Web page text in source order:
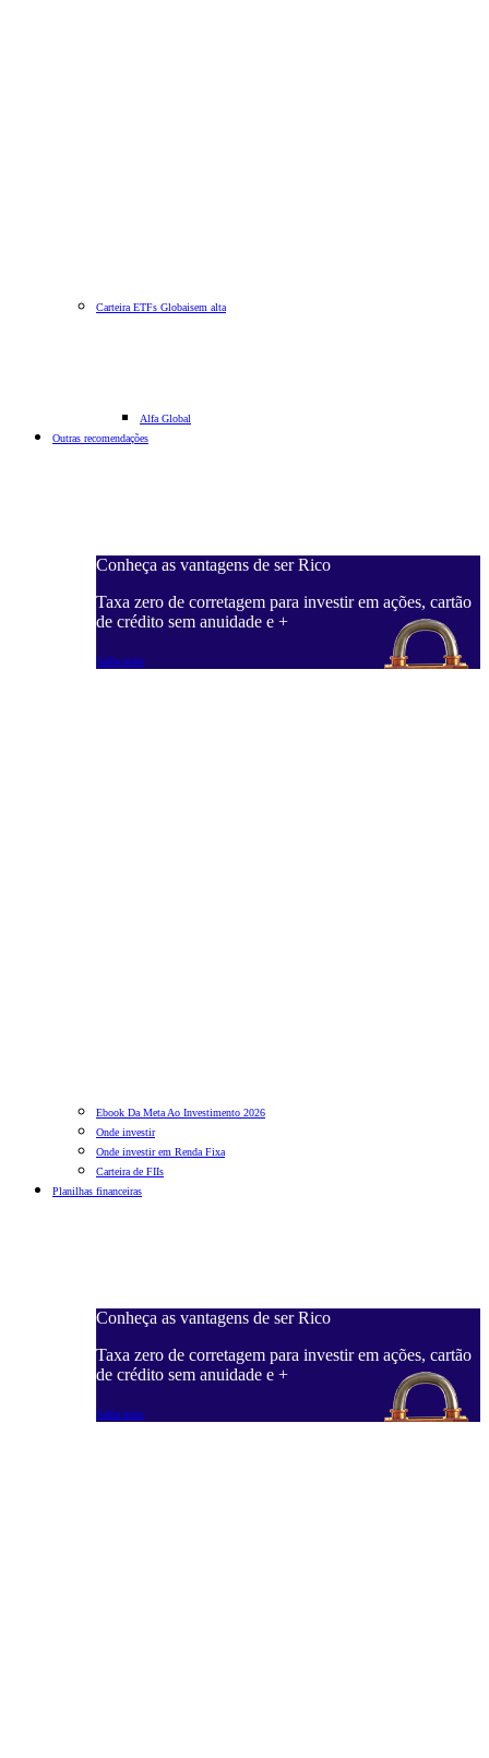
Carteira ETFs Globaisem alta
Alfa Global
Outras recomendações
Conheça as vantagens de ser Rico
Taxa zero de corretagem para investir em ações, cartão
de crédito sem anuidade e +
Saiba mais
Ebook Da Meta Ao Investimento 2026
Onde investir
Onde investir em Renda Fixa
Carteira de FIIs
Planilhas financeiras
Conheça as vantagens de ser Rico
Taxa zero de corretagem para investir em ações, cartão
de crédito sem anuidade e +
Saiba mais